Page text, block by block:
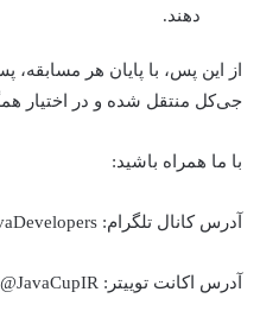
دهند.
از این پس، با پایان هر
جی‌کل منتقل شده و در اختیار
با ما همراه باشید:
آدرس کانال تلگرام: IranianJavaDevelopers@
آدرس اکانت توییتر: JavaCupIR@